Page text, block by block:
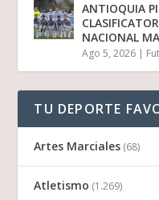
ANTIOQUIA
NACIONAL
Ago 5, 2026 |
TU DEPORTE
Artes Marciales (68)
Atletismo (1.269)